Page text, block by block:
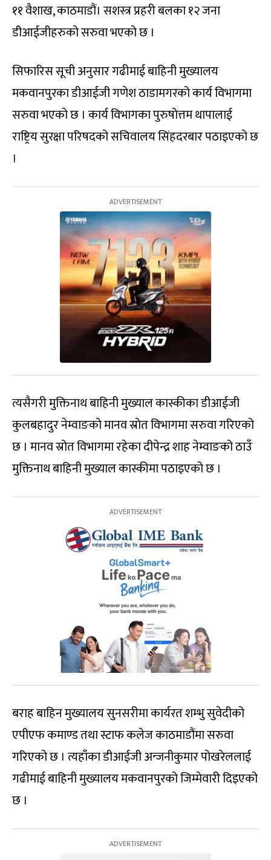
११ वैशाख, काठमाडौं। सशस्त्र प्रहरी बलका १२ जना
डीआईजीहरुको सरुवा भएको छ ।
सिफारिस सूची अनुसार गढीमाई बाहिनी मुख्यालय
मकवानपुरका डीआईजी गणेश ठाडामगरको कार्य विभागमा
सरुवा भएको छ । कार्य विभागका पुरुषोत्तम थापालाई
राष्ट्रिय सुरक्षा परिषदको सचिवालय सिंहदरबार पठाइएको छ
।
त्यसैगरी मुक्तिनाथ बाहिनी मुख्याल कास्कीका डीआईजी
कुलबहादुर नेम्वाङको मानव स्रोत विभागमा सरुवा गरिएको
छ । मानव स्रोत विभागमा रहेका दीपेन्द्र शाह नेम्वाङको ठाउँ
मुक्तिनाथ बाहिनी मुख्याल कास्कीमा पठाइएको छ ।
बराह बाहिन मुख्यालय सुनसरीमा कार्यरत शम्भु सुवेदीको
एपीएफ कमाण्ड तथा स्टाफ कलेज काठमाडौंमा सरुवा
गरिएको छ । त्यहाँका डीआईजी अन्जनीकुमार पोखरेललाई
गढीमाई बाहिनी मुख्यालय मकवानपुरको जिम्मेवारी दिइएको
छ ।